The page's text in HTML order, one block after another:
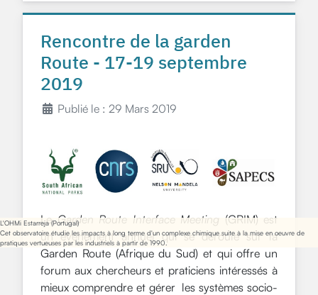
L'OHMi Estarreja (Portugal)
Cet observatoire étudie les impacts à long terme d'un complexe chimique suite à la mise en oeuvre de
pratiques vertueuses par les industriels à partir de 1990.
Rencontre de la garden
Route - 17-19 septembre
2019
Publié le : 29 Mars 2019
LeGarden Route Interface Meeting (GRIM) est
un événement annuel qui se déroule sur la
Garden Route (Afrique du Sud) et qui offre un
forum aux chercheurs et praticiens intéressés à
mieux comprendre et gérer les systèmes socio-